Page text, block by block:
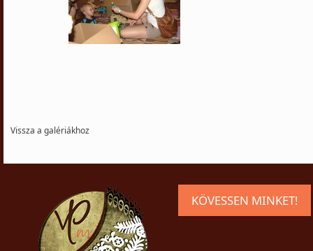
Vissza a galériákhoz
KÖVESSEN MINKET!